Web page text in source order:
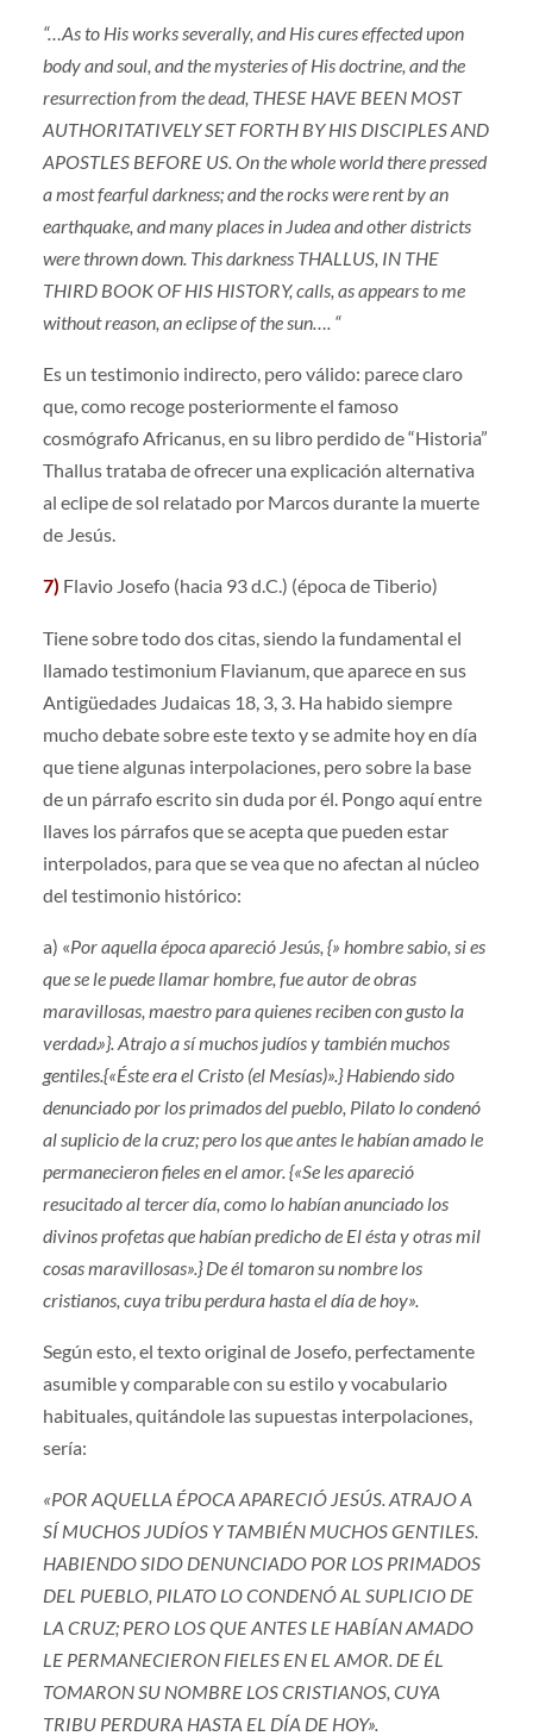
“…As to His works severally, and His cures effected upon
body and soul, and the mysteries of His doctrine, and the
resurrection from the dead, THESE HAVE BEEN MOST
AUTHORITATIVELY SET FORTH BY HIS DISCIPLES AND
APOSTLES BEFORE US. On the whole world there pressed
a most fearful darkness; and the rocks were rent by an
earthquake, and many places in Judea and other districts
were thrown down. This darkness THALLUS, IN THE
THIRD BOOK OF HIS HISTORY, calls, as appears to me
without reason, an eclipse of the sun…. “
Es un testimonio indirecto, pero válido: parece claro
que, como recoge posteriormente el famoso
cosmógrafo Africanus, en su libro perdido de “Historia”
Thallus trataba de ofrecer una explicación alternativa
al eclipe de sol relatado por Marcos durante la muerte
de Jesús.
7) Flavio Josefo (hacia 93 d.C.) (época de Tiberio)
Tiene sobre todo dos citas, siendo la fundamental el
llamado testimonium Flavianum, que aparece en sus
Antigüedades Judaicas 18, 3, 3. Ha habido siempre
mucho debate sobre este texto y se admite hoy en día
que tiene algunas interpolaciones, pero sobre la base
de un párrafo escrito sin duda por él. Pongo aquí entre
llaves los párrafos que se acepta que pueden estar
interpolados, para que se vea que no afectan al núcleo
del testimonio histórico:
a) «Por aquella época apareció Jesús, {» hombre sabio, si es
que se le puede llamar hombre, fue autor de obras
maravillosas, maestro para quienes reciben con gusto la
verdad.»}. Atrajo a sí muchos judíos y también muchos
gentiles.{«Éste era el Cristo (el Mesías)».} Habiendo sido
denunciado por los primados del pueblo, Pilato lo condenó
al suplicio de la cruz; pero los que antes le habían amado le
permanecieron fieles en el amor. {«Se les apareció
resucitado al tercer día, como lo habían anunciado los
divinos profetas que habían predicho de El ésta y otras mil
cosas maravillosas».} De él tomaron su nombre los
cristianos, cuya tribu perdura hasta el día de hoy».
Según esto, el texto original de Josefo, perfectamente
asumible y comparable con su estilo y vocabulario
habituales, quitándole las supuestas interpolaciones,
sería:
«POR AQUELLA ÉPOCA APARECIÓ JESÚS. ATRAJO A
SÍ MUCHOS JUDÍOS Y TAMBIÉN MUCHOS GENTILES.
HABIENDO SIDO DENUNCIADO POR LOS PRIMADOS
DEL PUEBLO, PILATO LO CONDENÓ AL SUPLICIO DE
LA CRUZ; PERO LOS QUE ANTES LE HABÍAN AMADO
LE PERMANECIERON FIELES EN EL AMOR. DE ÉL
TOMARON SU NOMBRE LOS CRISTIANOS, CUYA
TRIBU PERDURA HASTA EL DÍA DE HOY».